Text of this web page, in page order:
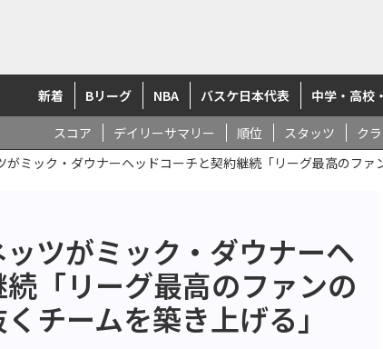
新着 Bリーグ NBA バスケ日本代表 中学・高校
スコア デイリーサマリー 順位 スタッツ
ク
ミック・ダウナーヘッドコーチと契約継続「リーグ最高のファ
ツがミック・ダウナーヘ
「リーグ最高のファンの
チームを築き上げる」